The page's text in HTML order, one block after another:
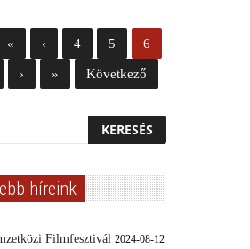
« ‹ 4 5 6
› » Következő
híreink
Filmfesztivál 2024-08-12